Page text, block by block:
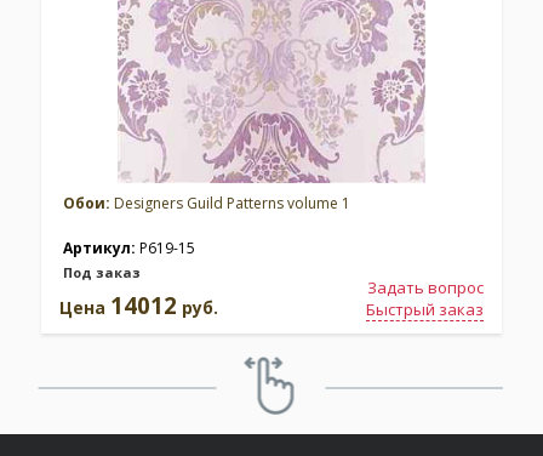
Обои: Designers Guild Patterns volume 1
Артикул: P619-15
Под заказ
Задать вопрос
Быстрый заказ
Цена 14012 руб.